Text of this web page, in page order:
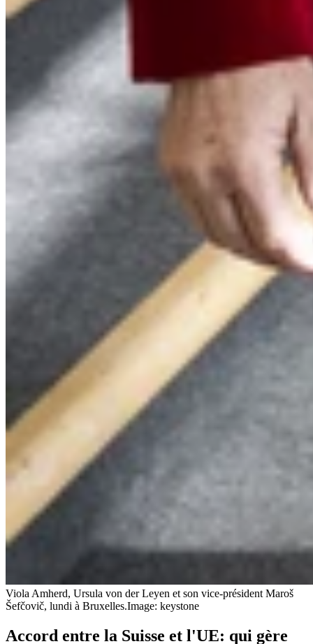
Viola Amherd, Ursula von der Leyen et son vice-président Maroš
Šefčovič, lundi à Bruxelles.Image: keystone
Accord entre la Suisse et l'UE: qui gère